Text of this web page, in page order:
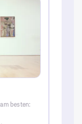
besten: